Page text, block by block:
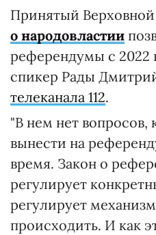
Принятый
о народовластии
референдумы с 2022
спикер Рады
телеканала 112.
"В нем нет вопросов,
вынести на
время. Закон о
регулирует
регулирует
происходить. И как